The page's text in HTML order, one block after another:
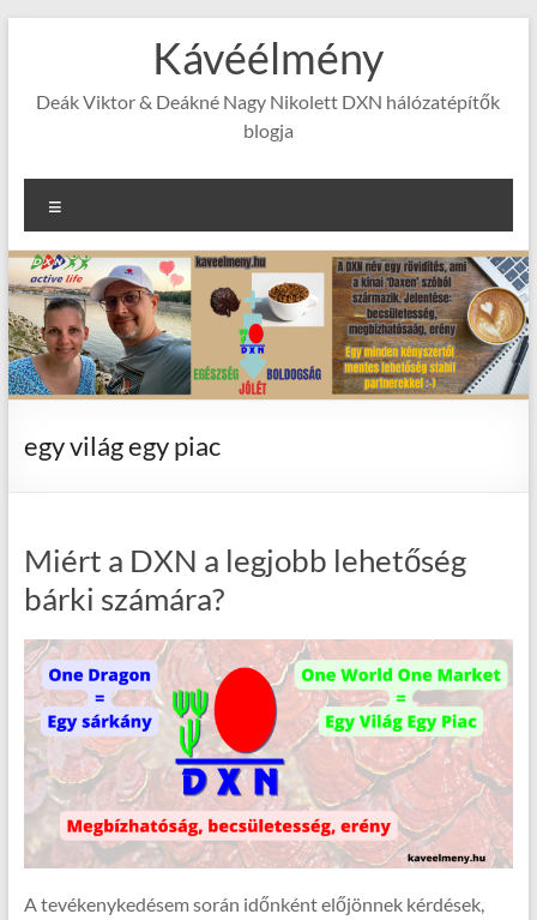
Kávéélmény
Deák Viktor & Deákné Nagy Nikolett DXN hálózatépítők
blogja
egy világ egy piac
Miért a DXN a legjobb lehetőség
bárki számára?
A tevékenykedésem során időnként előjönnek kérdések,